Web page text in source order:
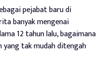
pejabat baru di
banyak mengenai
12 tahun lalu, bagaimana
yang tak mudah ditengah